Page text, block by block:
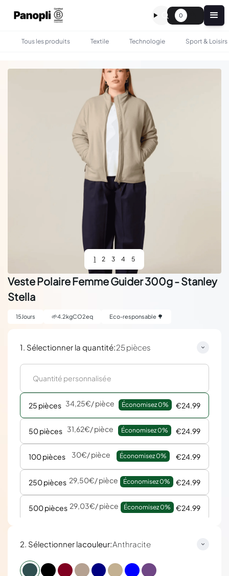
0
Tous les produits Textile Technologie Sport & Loisirs
1 2 3 4 5
Veste Polaire Femme Guider 300g - Stanley
Stella
15 Jours 🌱4.2kgCO2eq Eco-responsable 🌳
1. Sélectionner la quantité:25 pièces
25 pièces 34,25€/ pièce Économisez 0% €24.99
50 pièces 31,62€/ pièce Économisez 0% €24.99
100 pièces 30€/ pièce Économisez 0% €24.99
250 pièces 29,50€/ pièce Économisez 0% €24.99
500 pièces 29,03€/ pièce Économisez 0% €24.99
2. Sélectionner lacouleur:Anthracite